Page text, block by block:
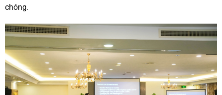
chóng.